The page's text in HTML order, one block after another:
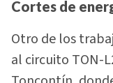
Cortes de
Otro de los
al circuito TON-